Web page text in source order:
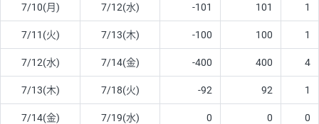
7/10(月) 7/12(水) -101 101 1
7/11(火) 7/13(木) -100 100 1
7/12(水) 7/14(金) -400 400 4
7/13(木) 7/18(火) -92 92 1
7/14(金) 7/19(水) 0 0 0